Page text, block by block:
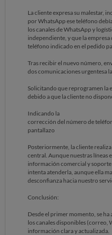
La cliente expresa su malestar,
por WhatsApp ese teléfono
los canales de WhatsApp y
independiente, y que la
teléfono indicado en el pedido
Tras recibir el nuevo número,
dos comunicaciones urgentesa
Solicitando que reprogramen
debido a que la cliente no
Indicando la
corrección del número de
pantallazo
Posteriormente, la cliente
central. Aunque nuestras líneas
información comercial y
intenta atenderla, aunque ella
desconfianza hacia nuestro
Conclusión:
Desde el primer momento, se
los canales disponibles
información clara y actualizada.